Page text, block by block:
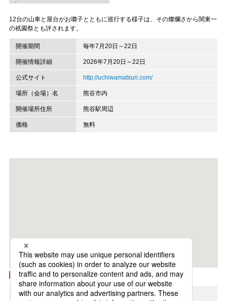
12台の山車と屋台がお囃子とともに巡行する様子は、その燦爛さから関東一
の祇園祭とも評されます。
開催期間 毎年7月20日～22日
開催情報詳細 2026年7月20日～22日
公式サイト http://uchiwamatsuri.com/
場所（会場）名 熊谷市内
開催場所住所 熊谷駅周辺
価格 無料
Googleマップで開く
地方 関東